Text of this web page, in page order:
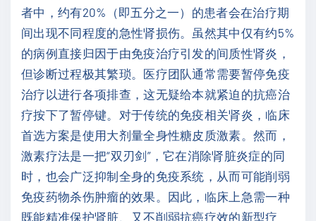
者中，约有20%（即五分之一）的患者会在治疗期
间出现不同程度的急性肾损伤。虽然其中仅有约5%
的病例直接归因于由免疫治疗引发的间质性肾炎，
但诊断过程极其繁琐。医疗团队通常需要暂停免疫
治疗以进行各项排查，这无疑给本就紧迫的抗癌治
疗按下了暂停键。对于传统的免疫相关肾炎，临床
首选方案是使用大剂量全身性糖皮质激素。然而，
激素疗法是一把“双刃剑”，它在消除肾脏炎症的同
时，也会广泛抑制全身的免疫系统，从而可能削弱
免疫药物杀伤肿瘤的效果。因此，临床上急需一种
既能精准保护肾脏、又不削弱抗癌疗效的新型疗